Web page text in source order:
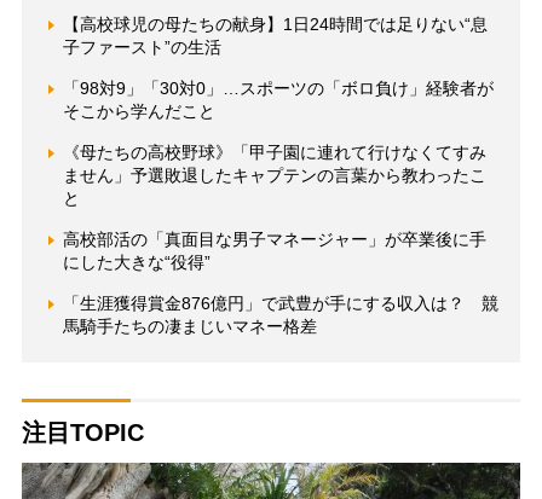
【高校球児の母たちの献身】1日24時間では足りない“息
子ファースト”の生活
「98対9」「30対0」…スポーツの「ボロ負け」経験者が
そこから学んだこと
《母たちの高校野球》「甲子園に連れて行けなくてすみ
ません」予選敗退したキャプテンの言葉から教わったこ
と
高校部活の「真面目な男子マネージャー」が卒業後に手
にした大きな“役得”
「生涯獲得賞金876億円」で武豊が手にする収入は？ 競
馬騎手たちの凄まじいマネー格差
注目TOPIC